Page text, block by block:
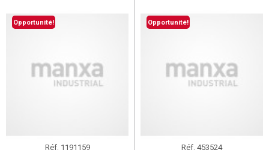
Opportunité!
Réf. 1191159
Opportunité!
Réf. 453524